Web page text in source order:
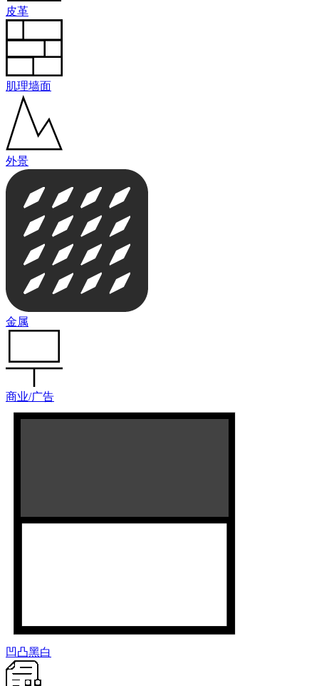
皮革
肌理墙面
外景
金属
商业/广告
凹凸黑白